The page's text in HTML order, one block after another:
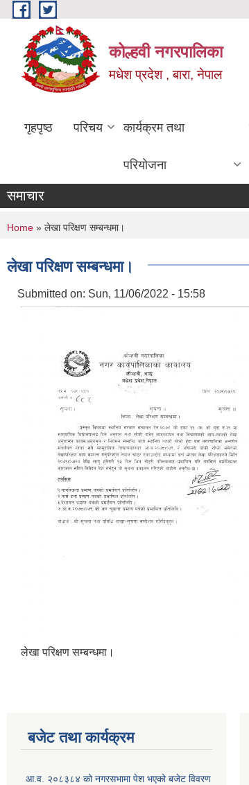
Skip to main content
कोल्हवी नगरपालिका
मधेश प्रदेश , बारा, नेपाल
गृहपृष्ठ परिचय कार्यक्रम तथा
परियोजना
समाचार
You are here
Home » लेखा परिक्षण सम्बन्धमा।
लेखा परिक्षण सम्बन्धमा।
Submitted on: Sun, 11/06/2022 - 15:58
लेखा परिक्षण सम्बन्धमा।
बजेट तथा कार्यक्रम
आ.व. २०८३८४ को नगरसभामा पेश भएको बजेट विवरण